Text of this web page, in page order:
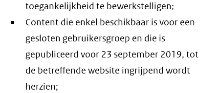
toegankelijkheid te bewerkstelligen;
Content die enkel beschikbaar is voor een
gesloten gebruikersgroep en die is
gepubliceerd voor 23 september 2019, tot
de betreffende website ingrijpend wordt
herzien;